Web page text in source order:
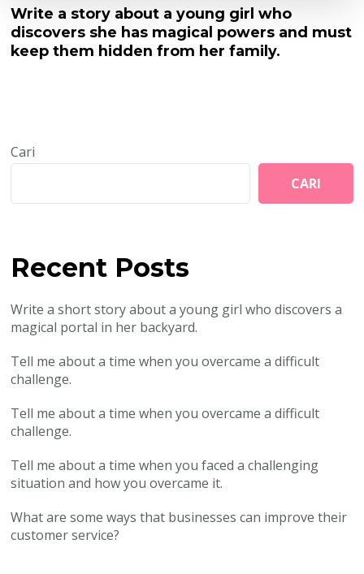
Write a story about a young girl who
discovers she has magical powers and must
keep them hidden from her family.
Cari
CARI
Recent Posts
Write a short story about a young girl who discovers a
magical portal in her backyard.
Tell me about a time when you overcame a difficult
challenge.
Tell me about a time when you overcame a difficult
challenge.
Tell me about a time when you faced a challenging
situation and how you overcame it.
What are some ways that businesses can improve their
customer service?